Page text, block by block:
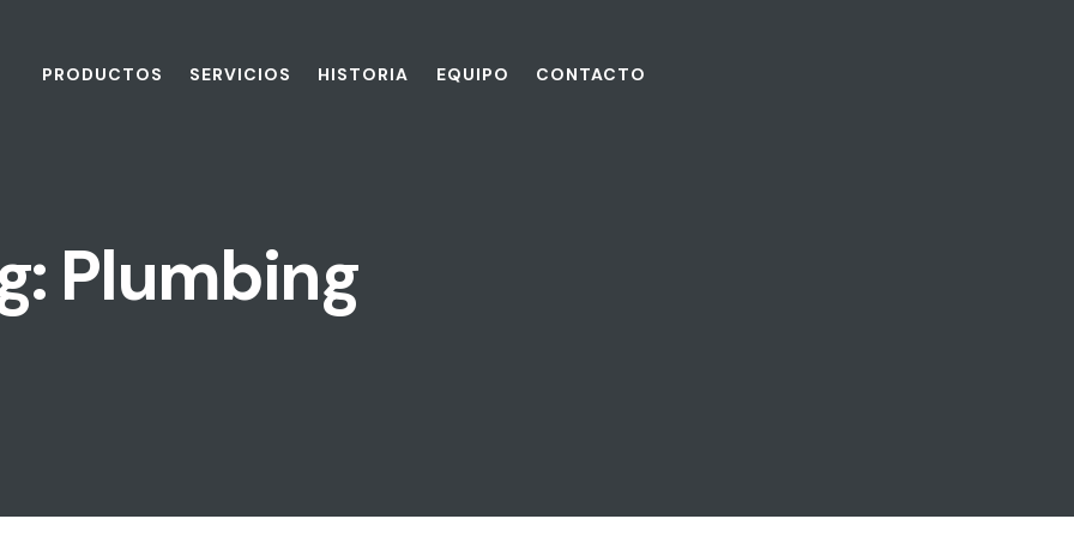
PRODUCTOS SERVICIOS HISTORIA EQUIPO CONTACTO
Plumbing